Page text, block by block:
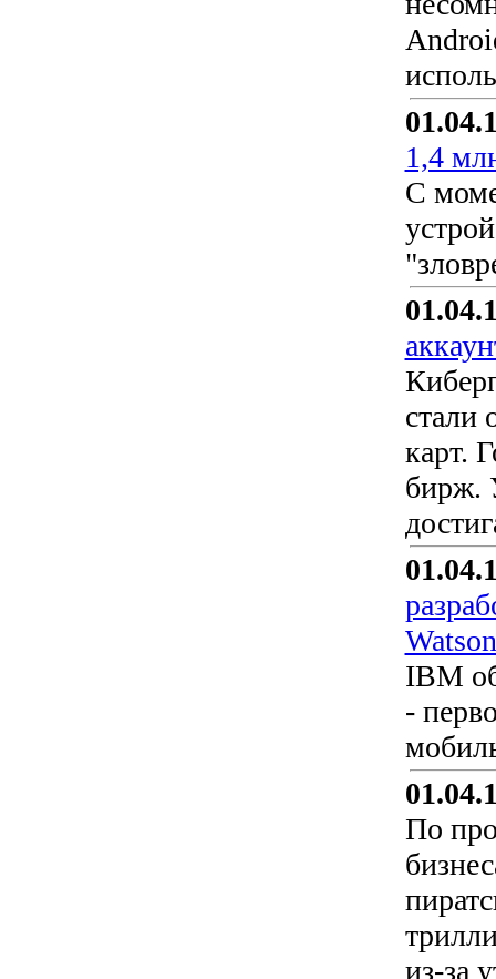
1,4
С
стали
карт.
бирж.
Watson
IBM
-
По
из-за